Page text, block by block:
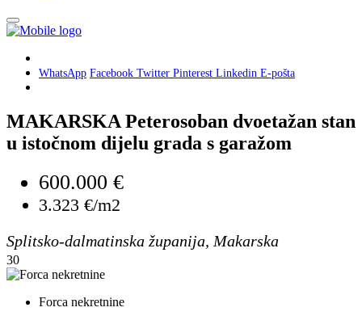
WhatsApp Facebook Twitter Pinterest Linkedin E-pošta
MAKARSKA Peterosoban dvoetažan stan
u istočnom dijelu grada s garažom
600.000 €
3.323 €/m2
Splitsko-dalmatinska županija, Makarska
30
Forca nekretnine